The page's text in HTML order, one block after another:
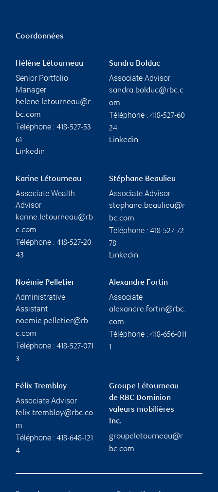
Coordonnées
Hélène Létourneau
Senior Portfolio
Manager
helene.letourneau@r
bc.com
Téléphone : 418-527-53
61
Linkedin
Sandra Bolduc
Associate Advisor
sandra.bolduc@rbc.c
om
Téléphone : 418-527-60
24
Linkedin
Karine Létourneau
Associate Wealth
Advisor
karine.letourneau@rb
c.com
Téléphone : 418-527-20
43
Stéphane Beaulieu
Associate Advisor
stephane.beaulieu@r
bc.com
Téléphone : 418-527-72
78
Linkedin
Noémie Pelletier
Administrative
Assistant
noemie.pelletier@rb
c.com
Téléphone : 418-527-071
3
Alexandre Fortin
Associate
alexandre.fortin@rbc.
com
Téléphone : 418-656-011
1
Félix Tremblay
Associate Advisor
felix.tremblay@rbc.co
m
Téléphone : 418-648-121
4
Groupe Létourneau
de RBC Dominion
valeurs mobilières
Inc.
groupeletourneau@r
bc.com